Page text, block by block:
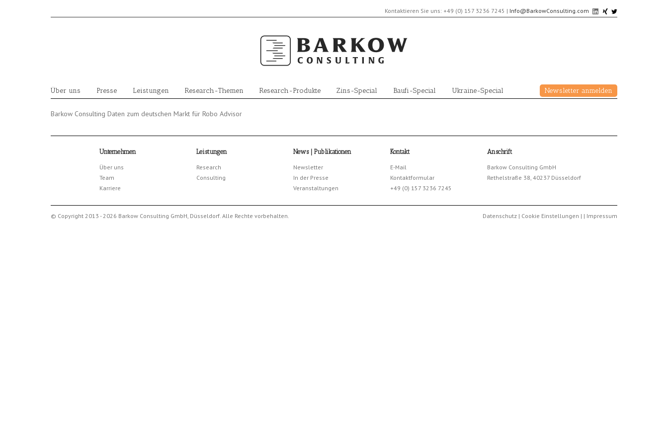
Kontaktieren Sie uns: +49 (0) 157 3236 7245 | Info@BarkowConsulting.com
Über uns Presse Leistungen Research-Themen Research-Produkte Zins-Special Baufi-Special Ukraine-Special Newsletter anmelden
Barkow Consulting Daten zum deutschen Markt für Robo Advisor
Unternehmen
Über uns
Team
Karriere
Leistungen
Research
Consulting
News | Publikationen
Newsletter
In der Presse
Veranstaltungen
Kontakt
E-Mail
Kontaktformular
+49 (0) 157 3236 7245
Anschrift
Barkow Consulting GmbH
Rethelstraße 38, 40237 Düsseldorf
© Copyright 2013 - 2026 Barkow Consulting GmbH, Düsseldorf. Alle Rechte vorbehalten. Datenschutz | Cookie Einstellungen | | Impressum